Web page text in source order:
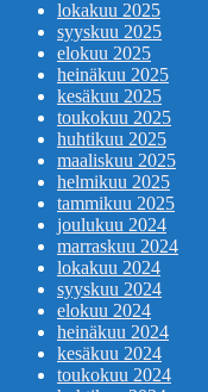
lokakuu 2025
syyskuu 2025
elokuu 2025
heinäkuu 2025
kesäkuu 2025
toukokuu 2025
huhtikuu 2025
maaliskuu 2025
helmikuu 2025
tammikuu 2025
joulukuu 2024
marraskuu 2024
lokakuu 2024
syyskuu 2024
elokuu 2024
heinäkuu 2024
kesäkuu 2024
toukokuu 2024